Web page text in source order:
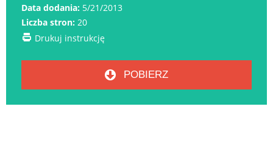
Data dodania: 5/21/2013
Liczba stron: 20
Drukuj instrukcję
POBIERZ